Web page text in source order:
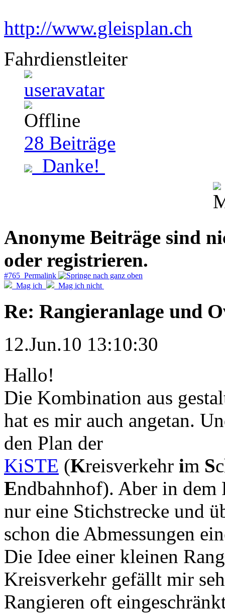
http://www.gleisplan.ch
Fahrdienstleiter
28 Beiträge
Danke!
Anonyme Beiträge sind
oder registrieren.
#765 Permalink
Mag ich
Mag ich nicht
Re: Rangieranlage und
12.Jun.10 13:10:30
Hallo!
Die Kombination aus
hat es mir auch angetan.
den Plan der
KiSTE (Kreisverkehr im S
Endbahnhof). Aber in dem
nur eine Stichstrecke und
schon die Abmessungen
Die Idee einer kleinen
Kreisverkehr gefällt mir
Rangieren oft